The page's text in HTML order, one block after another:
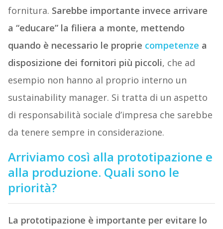
fornitura. Sarebbe importante invece arrivare
a “educare” la filiera a monte, mettendo
quando è necessario le proprie competenze a
disposizione dei fornitori più piccoli, che ad
esempio non hanno al proprio interno un
sustainability manager. Si tratta di un aspetto
di responsabilità sociale d’impresa che sarebbe
da tenere sempre in considerazione.
Arriviamo così alla prototipazione e
alla produzione. Quali sono le
priorità?
La prototipazione è importante per evitare lo